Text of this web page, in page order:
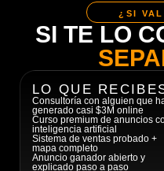
¿SI
SI TE LO
LO QUE
Consultoría con alguien que
generado casi $3M online
Curso premium de anuncios
inteligencia artificial
Sistema de ventas probado +
mapa completo
Anuncio ganador abierto y
explicado paso a paso